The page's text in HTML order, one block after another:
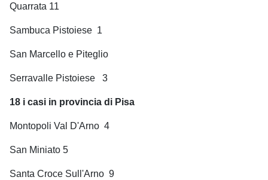
Quarrata 11
Sambuca Pistoiese 1
San Marcello e Piteglio
Serravalle Pistoiese 3
18 i casi in provincia di Pisa
Montopoli Val D'Arno 4
San Miniato 5
Santa Croce Sull'Arno 9